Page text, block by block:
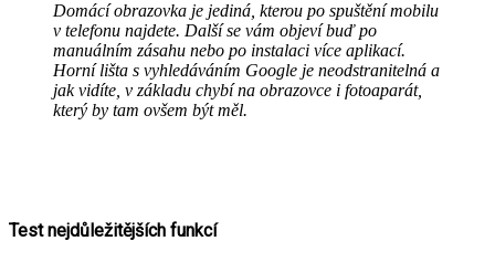
Domácí obrazovka je jediná, kterou po spuštění mobilu
v telefonu najdete. Další se vám objeví buď po
manuálním zásahu nebo po instalaci více aplikací.
Horní lišta s vyhledáváním Google je neodstranitelná a
jak vidíte, v základu chybí na obrazovce i fotoaparát,
který by tam ovšem být měl.
Test nejdůležitějších funkcí